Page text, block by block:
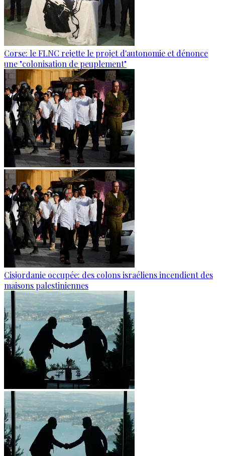
Corse: le FLNC rejette le projet d'autonomie et dénonce
une "colonisation de peuplement"
Cisjordanie occupée: des colons israéliens incendient des
maisons palestiniennes